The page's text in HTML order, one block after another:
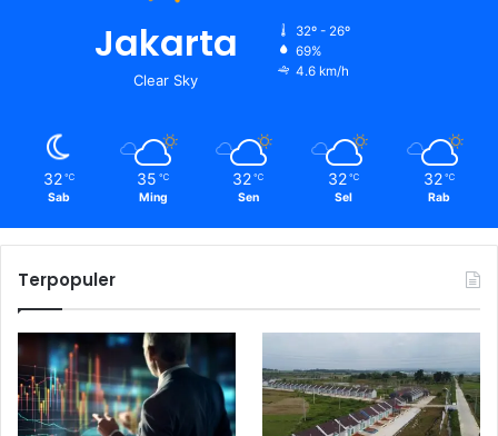
Jakarta
Clear Sky
32º - 26º
69%
4.6 km/h
32 ℃
Sab
35 ℃
Ming
32 ℃
Sen
32 ℃
Sel
32 ℃
Rab
Terpopuler